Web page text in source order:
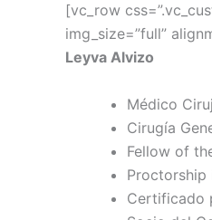
[vc_row
img_size=”full”
Leyva Alvizo
Médico
Cirugía
Fellow of
Proctorship
Certificado